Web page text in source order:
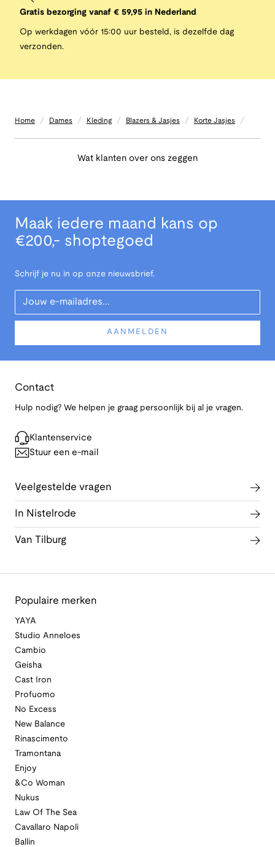
Gratis bezorging vanaf € 59,95 in Nederland
Op werkdagen vóór 15:00 uur besteld, is dezelfde dag
verzonden.
Home / Dames / Kleding / Blazers & Jasjes / Korte Jasjes /
Wat klanten over ons zeggen
Maak iedere maand kans op
€200,- shoptegoed
Schrijf je nu in op onze nieuwsbrief.
Your Email
AANMELDEN
Contact
Hulp nodig? We helpen je graag persoonlijk bij al je vragen.
Klantenservice
Stuur een e-mail
Veelgestelde vragen
In Nistelrode
Van Tilburg
Populaire merken
YAYA
Studio Anneloes
Cambio
Geisha
Cast Iron
Profuomo
No Excess
New Balance
Rinascimento
Tramontana
Enjoy
&Co Woman
Nukus
Law Of The Sea
Cavallaro Napoli
Ballin